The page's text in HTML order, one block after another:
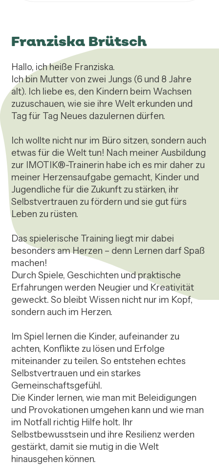
Franziska Brütsch
Hallo, ich heiße Franziska.
Ich bin Mutter von zwei Jungs (6 und 8 Jahre
alt). Ich liebe es, den Kindern beim Wachsen
zuzuschauen, wie sie ihre Welt erkunden und
Tag für Tag Neues dazulernen dürfen.
Ich wollte nicht nur im Büro sitzen, sondern auch
etwas für die Welt tun! Nach meiner Ausbildung
zur IMOTIK®-Trainerin habe ich es mir daher zu
meiner Herzensaufgabe gemacht, Kinder und
Jugendliche für die Zukunft zu stärken, ihr
Selbstvertrauen zu fördern und sie gut fürs
Leben zu rüsten.
Das spielerische Training liegt mir dabei
besonders am Herzen – denn Lernen darf Spaß
machen!
Durch Spiele, Geschichten und praktische
Erfahrungen werden Neugier und Kreativität
geweckt. So bleibt Wissen nicht nur im Kopf,
sondern auch im Herzen.
Im Spiel lernen die Kinder, aufeinander zu
achten, Konflikte zu lösen und Erfolge
miteinander zu teilen. So entstehen echtes
Selbstvertrauen und ein starkes
Gemeinschaftsgefühl.
Die Kinder lernen, wie man mit Beleidigungen
und Provokationen umgehen kann und wie man
im Notfall richtig Hilfe holt. Ihr
Selbstbewusstsein und ihre Resilienz werden
gestärkt, damit sie mutig in die Welt
hinausgehen können.